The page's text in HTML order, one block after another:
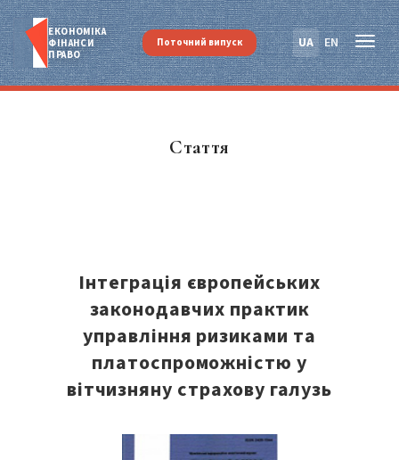
ЕКОНОМІКА
ФІНАНСИ
ПРАВО
UA EN
Поточний випуск
Стаття
Інтеграція європейських
законодавчих практик
управління ризиками та
платоспроможністю у
вітчизняну страхову галузь